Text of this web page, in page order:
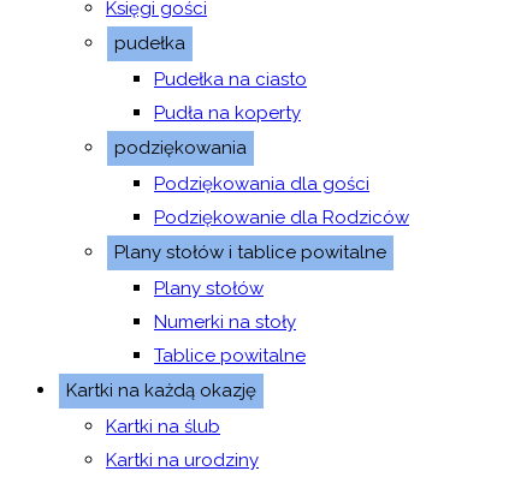
Księgi gości
pudełka
Pudełka na ciasto
Pudła na koperty
podziękowania
Podziękowania dla gości
Podziękowanie dla Rodziców
Plany stołów i tablice powitalne
Plany stołów
Numerki na stoły
Tablice powitalne
Kartki na każdą okazję
Kartki na ślub
Kartki na urodziny